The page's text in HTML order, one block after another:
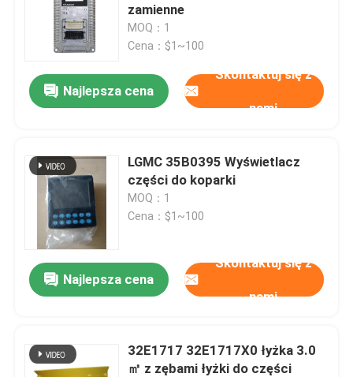
zamienne
MOQ：1
Cena：$1~100
Najlepsza cena
Skontaktuj się z
nami
LGMC 35B0395 Wyświetlacz
części do koparki
MOQ：1
Cena：$1~100
Najlepsza cena
Skontaktuj się z
nami
32E1717 32E1717X0 łyżka 3.0
㎡ z zębami łyżki do części